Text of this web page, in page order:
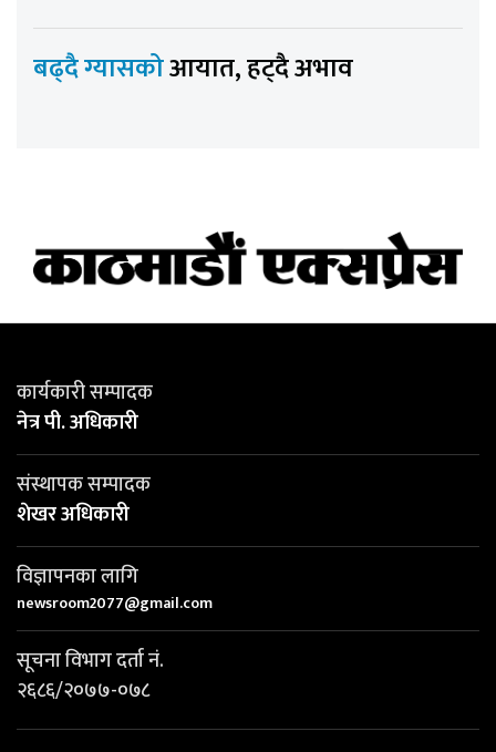
बढ्दै ग्यासकोआयात, हट्दै अभाव
कार्यकारी सम्पादक
नेत्र पी. अधिकारी
संस्थापक सम्पादक
शेखर अधिकारी
विज्ञापनका लागि
newsroom2077@gmail.com
सूचना विभाग दर्ता नं.
२६८६/२०७७-०७८